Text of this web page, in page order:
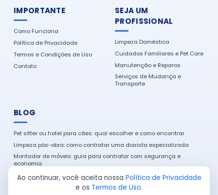
IMPORTANTE
Como Funciona
Política de Privacidade
Termos e Condições de Uso
Contato
SEJA UM
PROFISSIONAL
Limpeza Doméstica
Cuidados Familiares e Pet Care
Manutenção e Reparos
Serviços de Mudança e
Transporte
BLOG
Pet sitter ou hotel para cães: qual escolher e como encontrar
Limpeza pós-obra: como contratar uma diarista especializada
Montador de móveis: guia para contratar com segurança e
economia
Como encontrar um eletricista de confiança na sua cidade
Ao continuar, você aceita nossa Política de Privacidade
e os Termos de Uso.